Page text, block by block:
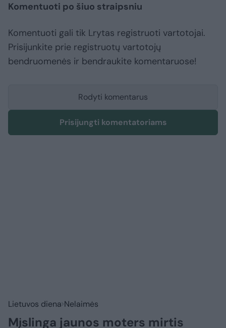
Komentuoti po šiuo straipsniu
Komentuoti gali tik Lrytas registruoti vartotojai.
Prisijunkite prie registruotų vartotojų
bendruomenės ir bendraukite komentaruose!
Rodyti komentarus
Prisijungti komentatoriams
Lietuvos diena Nelaimės
Mįslinga jaunos moters mirtis